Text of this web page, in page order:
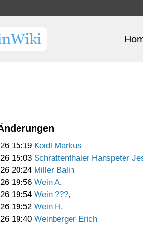
15:19 Koidl Markus
15:03 Schrattenthaler Hanspeter
20:24 Miller Balin
19:56 Wein A.
19:54 Wein ???,
19:52 Wein H.
19:40 Weinberger Erich